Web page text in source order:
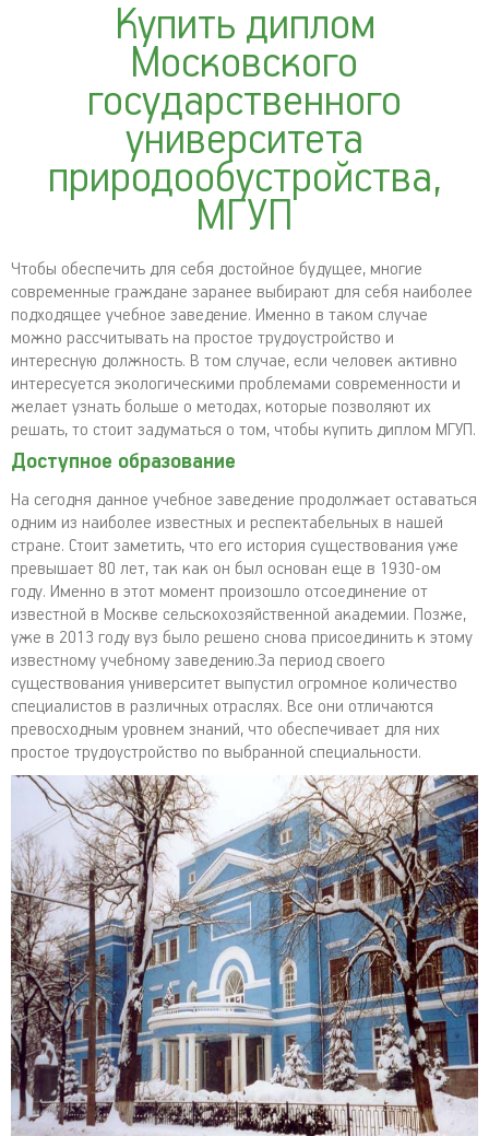
Купить диплом
Московского
государственного
университета
природообустройства,
МГУП
Чтобы обеспечить для себя достойное будущее, многие
современные граждане заранее выбирают для себя наиболее
подходящее учебное заведение. Именно в таком случае
можно рассчитывать на простое трудоустройство и
интересную должность. В том случае, если человек активно
интересуется экологическими проблемами современности и
желает узнать больше о методах, которые позволяют их
решать, то стоит задуматься о том, чтобы купить диплом МГУП.
Доступное образование
На сегодня данное учебное заведение продолжает оставаться
одним из наиболее известных и респектабельных в нашей
стране. Стоит заметить, что его история существования уже
превышает 80 лет, так как он был основан еще в 1930-ом
году. Именно в этот момент произошло отсоединение от
известной в Москве сельскохозяйственной академии. Позже,
уже в 2013 году вуз было решено снова присоединить к этому
известному учебному заведению.За период своего
существования университет выпустил огромное количество
специалистов в различных отраслях. Все они отличаются
превосходным уровнем знаний, что обеспечивает для них
простое трудоустройство по выбранной специальности.